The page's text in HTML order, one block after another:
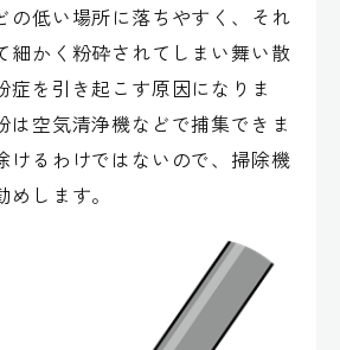
の低い場所に落ちやすく、それ
細かく粉砕されてしまい舞い散
症を引き起こす原因になりま
は空気清浄機などで捕集できま
けるわけではないので、掃除機
します。